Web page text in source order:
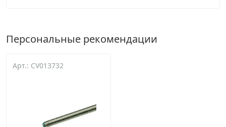
Персональные рекомендации
Арт.: CV013732